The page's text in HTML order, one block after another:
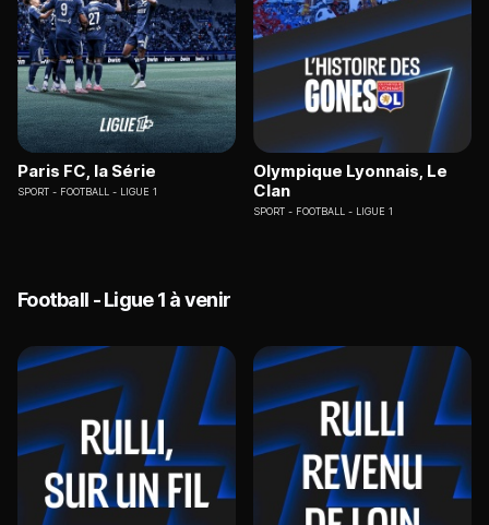
Paris FC, la Série
SPORT FOOTBALL - LIGUE 1
Olympique Lyonnais, Le
Clan
SPORT FOOTBALL - LIGUE 1
Football - Ligue 1 à venir